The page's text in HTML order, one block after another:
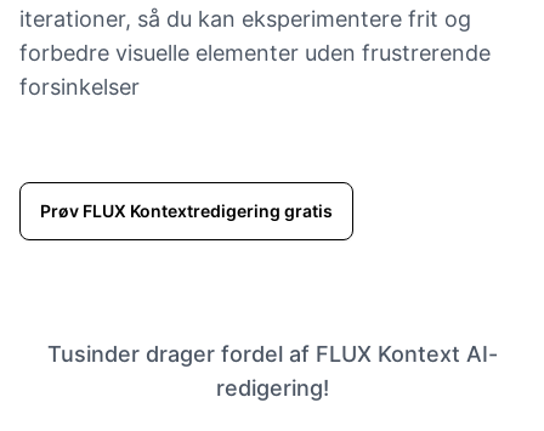
iterationer, så du kan eksperimentere frit og
forbedre visuelle elementer uden frustrerende
forsinkelser
Prøv FLUX Kontextredigering gratis
Tusinder drager fordel af FLUX Kontext AI-
redigering!